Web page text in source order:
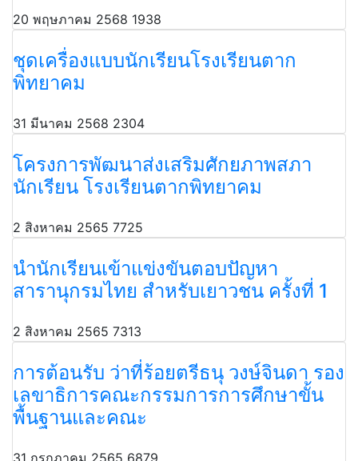
20 พฤษภาคม 2568 1938
ชุดเครื่องแบบนักเรียนโรงเรียนตาก
พิทยาคม
31 มีนาคม 2568 2304
โครงการพัฒนาส่งเสริมศักยภาพสภา
นักเรียน โรงเรียนตากพิทยาคม
2 สิงหาคม 2565 7725
นำนักเรียนเข้าแข่งขันตอบปัญหา
สารานุกรมไทย สำหรับเยาวชน ครั้งที่ 1
2 สิงหาคม 2565 7313
การต้อนรับ ว่าที่ร้อยตรีธนุ วงษ์จินดา รอง
เลขาธิการคณะกรรมการการศึกษาขั้น
พื้นฐานและคณะ
31 กรกฏาคม 2565 6879